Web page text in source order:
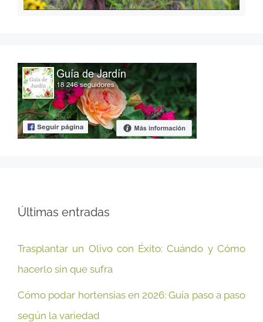
Últimas entradas
Trasplantar un Olivo con Éxito: Cuándo y Cómo
hacerlo sin que sufra
Cómo podar hortensias en 2026: Guía paso a paso
según la variedad